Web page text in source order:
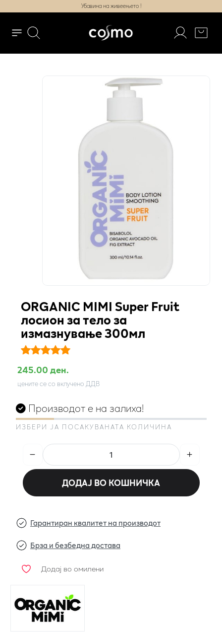
Убавина на живеењето !
ORGANIC MIMI Super Fruit
лосион за тело за
измазнување 300мл
245.00 ден.
цените се со вклучено ДДВ
Производот е на залиха!
ИЗБЕРИ ЈА ПОСАКУВАНАТА КОЛИЧИНА
ДОДАЈ ВО КОШНИЧКА
Гарантиран квалитет на производот
Брза и безбедна достава
Додај во омилени